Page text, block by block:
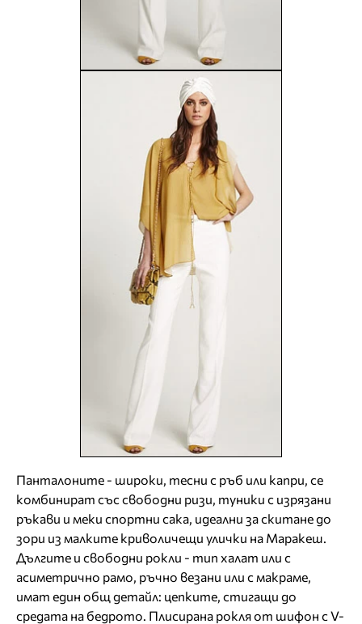
Панталоните - широки, тесни с ръб или капри, се
комбинират със свободни ризи, туники с изрязани
ръкави и меки спортни сака, идеални за скитане до
зори из малките криволичещи улички на Маракеш.
Дългите и свободни рокли - тип халат или с
асиметрично рамо, ръчно везани или с макраме,
имат един общ детайл: цепките, стигащи до
средата на бедрото. Плисирана рокля от шифон с V-